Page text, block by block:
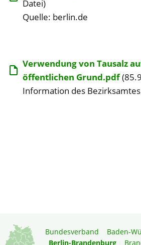
Datei)
Quelle: berlin.de
Verwendung von Tausalz
öffentlichen Grund.pdf
Information des
Bundesverband Baden-
Berlin-Brandenburg